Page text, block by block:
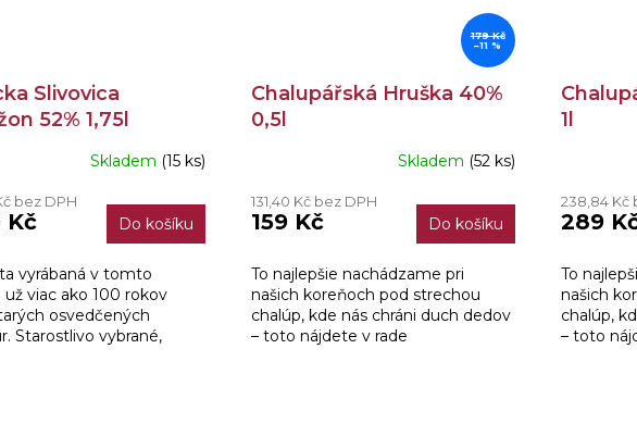
Slivovica
52% 1,75l
Skladem (15 ks)
bez DPH
Kč Do košíku
vyrábaná v tomto
viac ako 100 rokov
osvedčených
Starostlivo vybrané,
179 Kč
–11 %
Chalupářská Hruška 40%
0,5l
Skladem (52 ks)
131,40 Kč bez DPH
159 Kč Do košíku
To najlepšie nachádzame pri
našich koreňoch pod strechou
chalúp, kde nás chráni duch dedov
– toto nájdete v rade
1l
produktu
je
z
5
hvězdiček.
238,84 Kč
289
To
našich
chalúp,
– toto